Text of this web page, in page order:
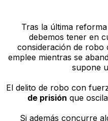
Tras la última
debemos tener en
consideración de robo
emplee mientras se
supone
El delito de robo con
de prisión que oscila
Si además concurre